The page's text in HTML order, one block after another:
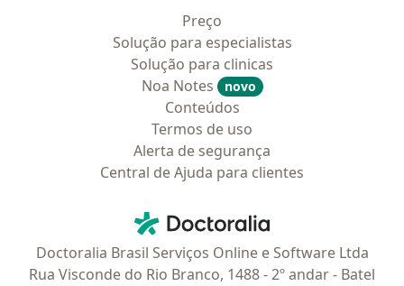
Preço
Solução para especialistas
Solução para clinicas
Noa Notes
novo
Conteúdos
Termos de uso
Alerta de segurança
Central de Ajuda para clientes
Doctoralia - Homepage
Doctoralia Brasil Serviços Online e Software Ltda
Rua Visconde do Rio Branco, 1488 - 2º andar - Batel